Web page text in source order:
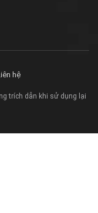
hệ
trích dẫn khi sử dụng lại